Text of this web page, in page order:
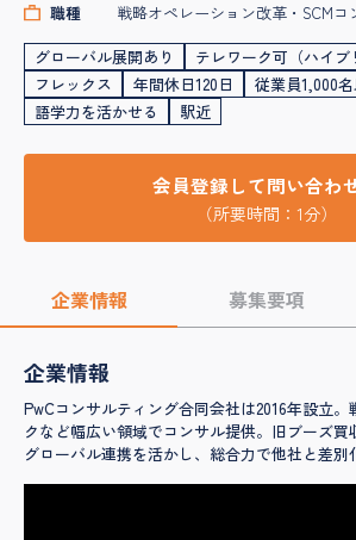
職種
戦略オペレーション改革・SCMコ
グローバル展開あり
テレワーク可（ハイブ
フレックス
年間休日120日
従業員1,000
語学力を活かせる
駅近
会員登録して問い合わ
（所要時間：1分）
企業情報 募集要項
企業情報
PwCコンサルティング合同会社は2016年設立
クなど幅広い領域でコンサル提供。旧ブーズ
グローバル連携を活かし、総合力で他社と差別